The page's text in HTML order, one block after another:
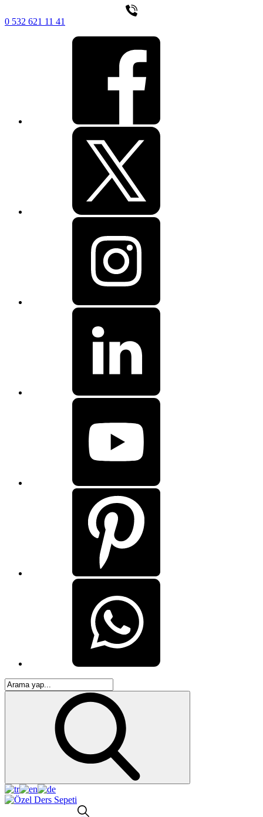
0 532 621 11 41